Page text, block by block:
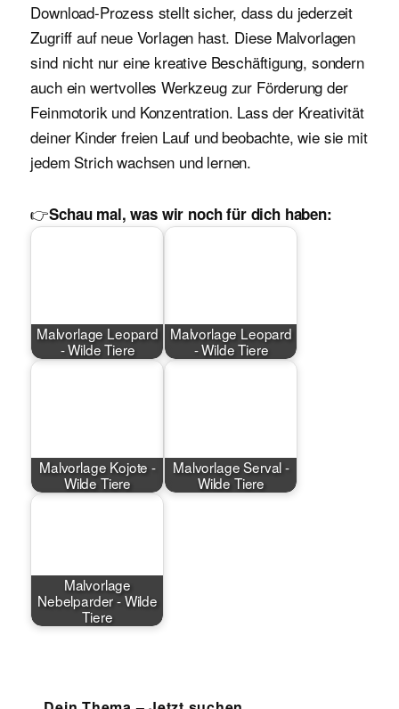
Download-Prozess stellt sicher, dass du jederzeit
Zugriff auf neue Vorlagen hast. Diese Malvorlagen
sind nicht nur eine kreative Beschäftigung, sondern
auch ein wertvolles Werkzeug zur Förderung der
Feinmotorik und Konzentration. Lass der Kreativität
deiner Kinder freien Lauf und beobachte, wie sie mit
jedem Strich wachsen und lernen.
👉Schau mal, was wir noch für dich haben:
Malvorlage Leopard
- Wilde Tiere
Malvorlage Leopard
- Wilde Tiere
Malvorlage Kojote -
Wilde Tiere
Malvorlage Serval -
Wilde Tiere
Malvorlage
Nebelparder - Wilde
Tiere